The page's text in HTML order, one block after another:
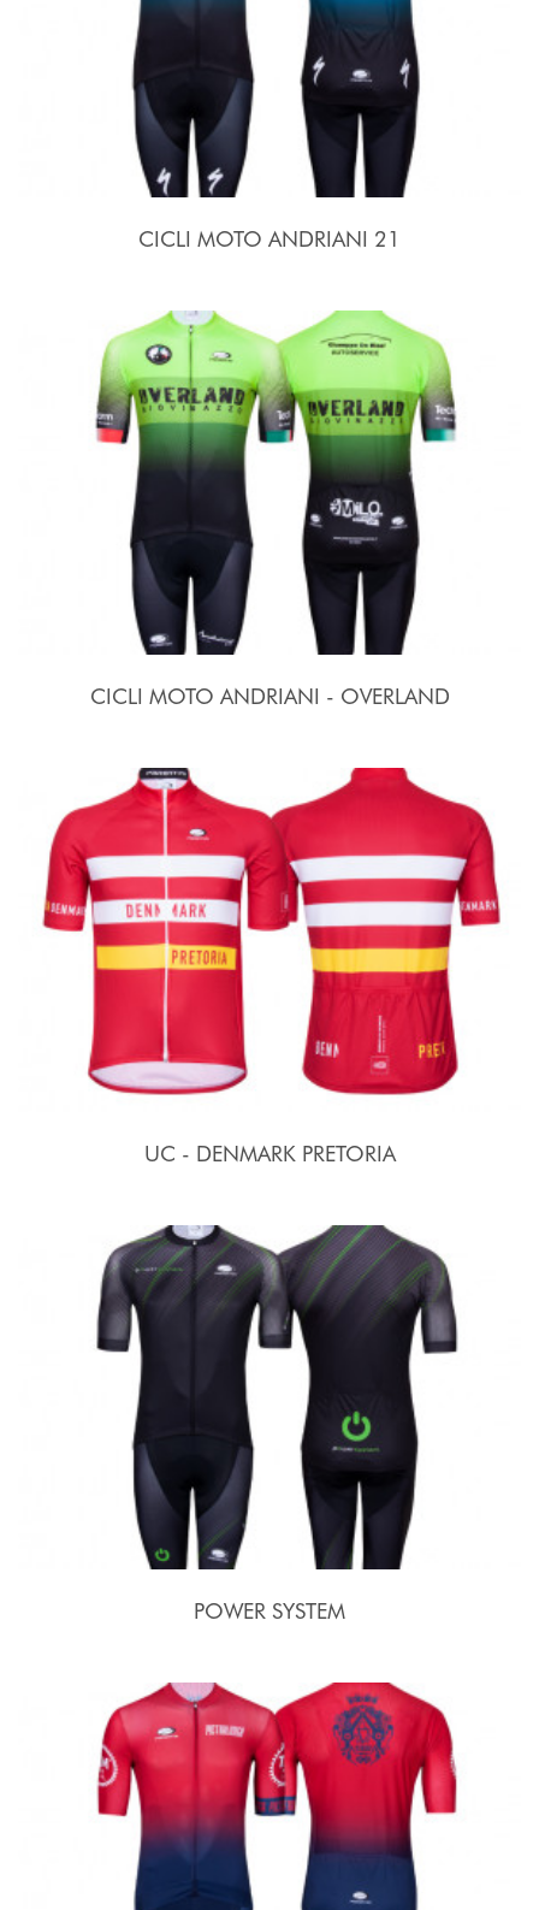
CICLI MOTO ANDRIANI 21
CICLI MOTO ANDRIANI - OVERLAND
UC - DENMARK PRETORIA
POWER SYSTEM